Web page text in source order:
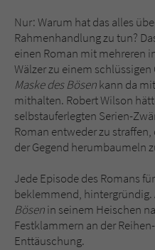
Nur: Warum hat das alles
Rahmenhandlung zu tun?
einen Roman mit mehreren
Wälzer zu einem
Maske des Bösenkann da
mithalten. Robert Wilson
selbstauferlegten Serien-
Roman entweder zu
der Gegend herumbaumeln
Jede Episode des Romans
beklemmend, hintergründig.
Bösenin seinem Heischen
Festklammern an der
Enttäuschung.